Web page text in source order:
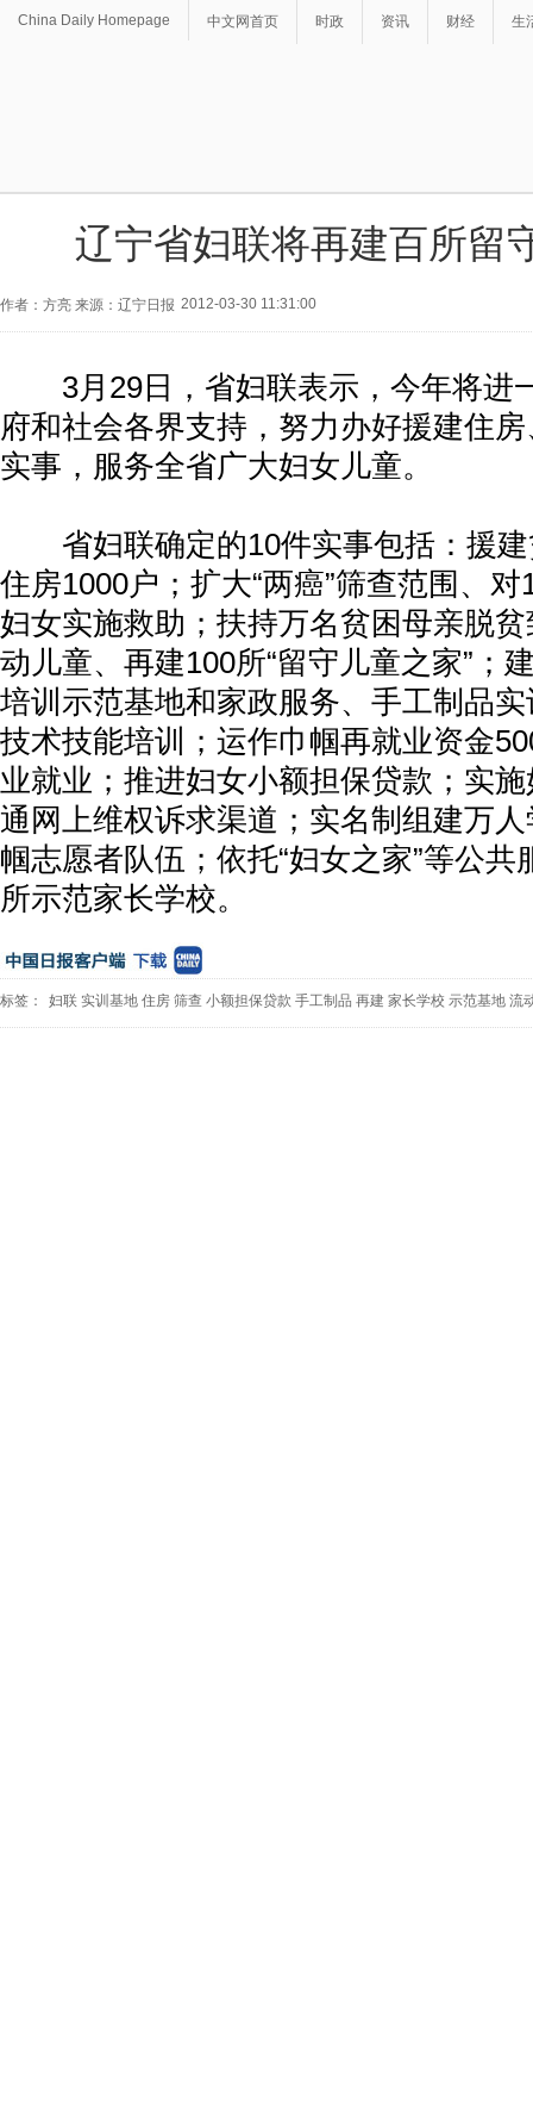
China Daily Homepage 中文网首页 时政 资讯 财经 生
辽宁省妇联将再建百所留
作者：方亮 来源：辽宁日报 2012-03-30 11:31:00
3月29日，省妇联表示，今年将进
府和社会各界支持，努力办好援建住
实事，服务全省广大妇女儿童。
省妇联确定的10件实事包括：援建
住房1000户；扩大“两癌”筛查范围、对
妇女实施救助；扶持万名贫困母亲脱
动儿童、再建100所“留守儿童之家”；
培训示范基地和家政服务、手工制品
技术技能培训；运作巾帼再就业资金
业就业；推进妇女小额担保贷款；实
通网上维权诉求渠道；实名制组建万
帼志愿者队伍；依托“妇女之家”等公共
所示范家长学校。
标签： 妇联 实训基地 住房 筛查 小额担保贷款 手工制品 再建 家长学校 示范基地 流